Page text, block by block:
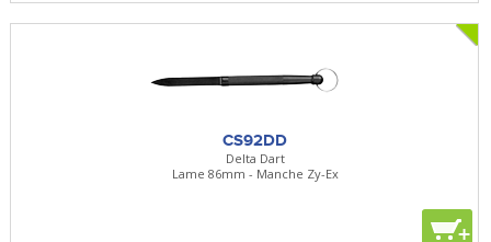
CS92DD
Delta Dart
Lame 86mm - Manche Zy-Ex
+